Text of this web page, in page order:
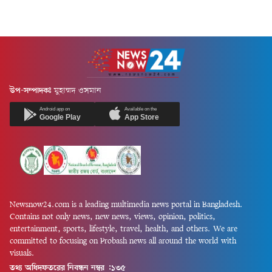
উপ-সম্পাদকঃ মুহাম্মদ ওসমান
Android app on
Google Play
Available on the
App Store
Newsnow24.com is a leading multimedia news portal in Bangladesh.
Contains not only news, new news, views, opinion, politics,
entertainment, sports, lifestyle, travel, health, and others. We are
committed to focusing on Probash news all around the world with
visuals.
তথ্য অধিদফতরের নিবন্ধন নম্বর :১৩৫